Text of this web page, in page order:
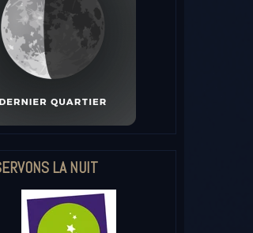
LA NUIT